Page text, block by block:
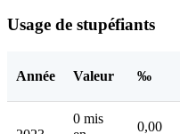
Usage de stupéfiants
Année Valeur ‰
0 mis
0,00